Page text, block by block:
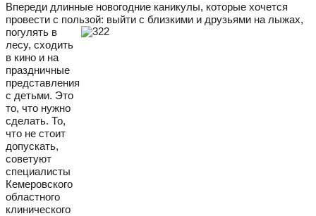
Впереди длинные новогодние каникулы, которые хочется
провести с пользой: выйти с близкими и друзьями на лыжах,
погулять в
лесу, сходить
в кино и на
праздничные
представления
с детьми. Это
то, что нужно
сделать. То,
что не стоит
допускать,
советуют
специалисты
Кемеровского
областного
клинического